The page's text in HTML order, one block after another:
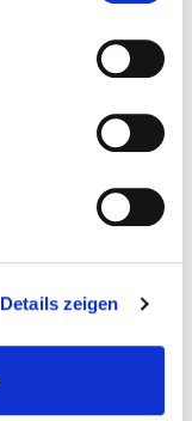
Details zeigen